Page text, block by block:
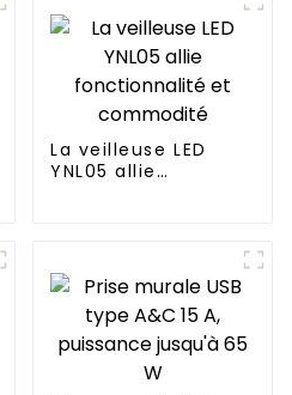
La veilleuse LED
YNL05 allie